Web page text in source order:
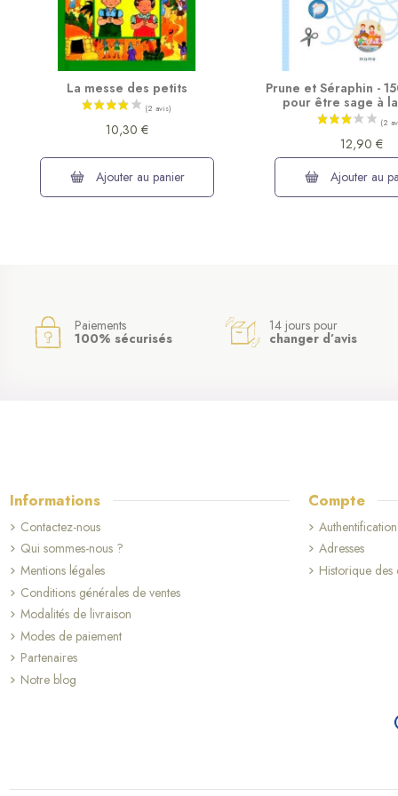
La messe des petits
10,30 €
Ajouter au panier
Prune et Séraphin -
pour être sage à
12,90 €
Ajouter au
Paiements
100% sécurisés
14 jours pour
changer d’avis
Informations
Contactez-nous
Qui sommes-nous ?
Mentions légales
Conditions générales de ventes
Modalités de livraison
Modes de paiement
Partenaires
Notre blog
Compte
Authentification
Adresses
Historique des